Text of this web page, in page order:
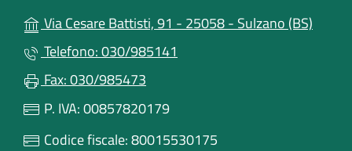
Via Cesare Battisti, 91 - 25058 - Sulzano (BS)
Telefono: 030/985141
Fax: 030/985473
P. IVA: 00857820179
Codice fiscale: 80015530175